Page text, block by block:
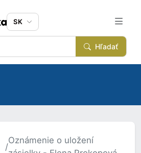
Hľadať
SK
/
Oznámenie o uložení